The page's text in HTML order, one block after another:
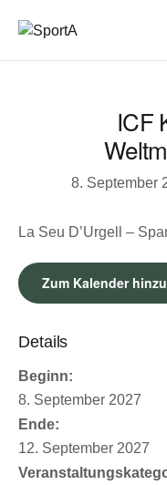
ICF
8. September
La Seu D’Urgell –
Zum Kalender
Details
Beginn:
8. September 2027
Ende:
12. September 2027